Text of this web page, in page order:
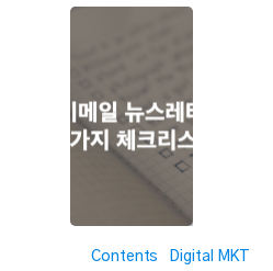
Contents Digital MKT